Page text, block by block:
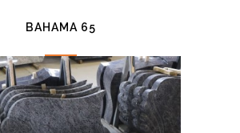
BAHAMA 65